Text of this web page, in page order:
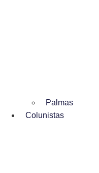
Palmas
Colunistas